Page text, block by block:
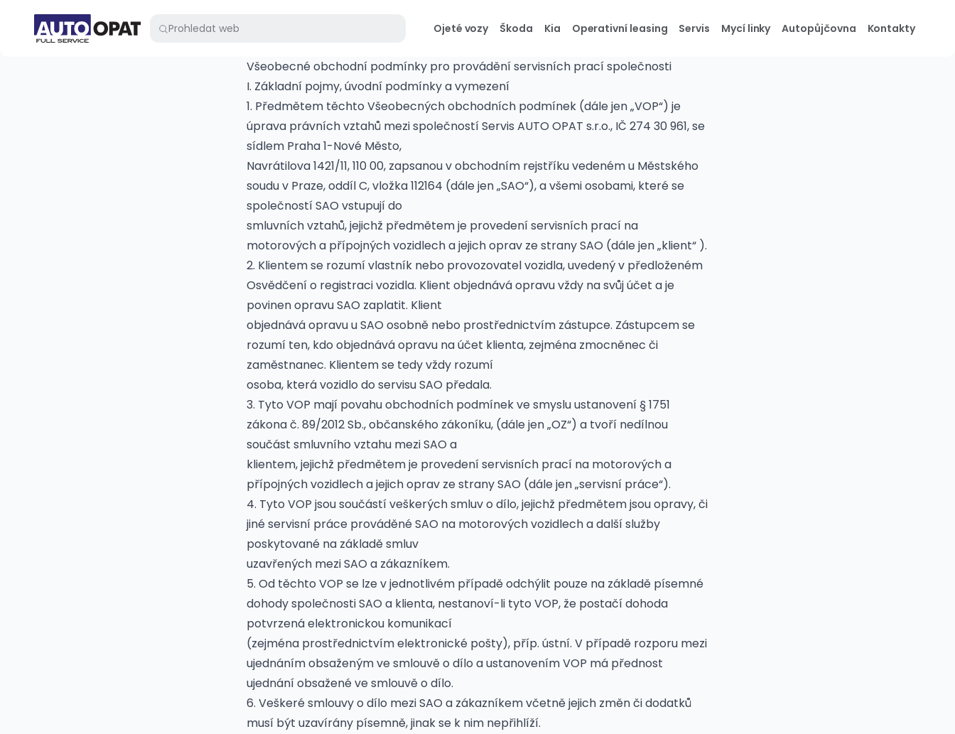
Ojeté vozy Škoda Kia Operativní leasing Servis Mycí linky Autopůjčovna Kontakty
Všeobecné obchodní podmínky pro provádění servisních prací společnosti
I. Základní pojmy, úvodní podmínky a vymezení
1. Předmětem těchto Všeobecných obchodních podmínek (dále jen „VOP“) je
úprava právních vztahů mezi společností Servis AUTO OPAT s.r.o., IČ 274 30 961, se
sídlem Praha 1-Nové Město,
Navrátilova 1421/11, 110 00, zapsanou v obchodním rejstříku vedeném u Městského
soudu v Praze, oddíl C, vložka 112164 (dále jen „SAO“), a všemi osobami, které se
společností SAO vstupují do
smluvních vztahů, jejichž předmětem je provedení servisních prací na
motorových a přípojných vozidlech a jejich oprav ze strany SAO (dále jen „klient“ ).
2. Klientem se rozumí vlastník nebo provozovatel vozidla, uvedený v předloženém
Osvědčení o registraci vozidla. Klient objednává opravu vždy na svůj účet a je
povinen opravu SAO zaplatit. Klient
objednává opravu u SAO osobně nebo prostřednictvím zástupce. Zástupcem se
rozumí ten, kdo objednává opravu na účet klienta, zejména zmocněnec či
zaměstnanec. Klientem se tedy vždy rozumí
osoba, která vozidlo do servisu SAO předala.
3. Tyto VOP mají povahu obchodních podmínek ve smyslu ustanovení § 1751
zákona č. 89/2012 Sb., občanského zákoníku, (dále jen „OZ“) a tvoří nedílnou
součást smluvního vztahu mezi SAO a
klientem, jejichž předmětem je provedení servisních prací na motorových a
přípojných vozidlech a jejich oprav ze strany SAO (dále jen „servisní práce“).
4. Tyto VOP jsou součástí veškerých smluv o dílo, jejichž předmětem jsou opravy, či
jiné servisní práce prováděné SAO na motorových vozidlech a další služby
poskytované na základě smluv
uzavřených mezi SAO a zákazníkem.
5. Od těchto VOP se lze v jednotlivém případě odchýlit pouze na základě písemné
dohody společnosti SAO a klienta, nestanoví-li tyto VOP, že postačí dohoda
potvrzená elektronickou komunikací
(zejména prostřednictvím elektronické pošty), příp. ústní. V případě rozporu mezi
ujednáním obsaženým ve smlouvě o dílo a ustanovením VOP má přednost
ujednání obsažené ve smlouvě o dílo.
6. Veškeré smlouvy o dílo mezi SAO a zákazníkem včetně jejich změn či dodatků
musí být uzavírány písemně, jinak se k nim nepřihlíží.